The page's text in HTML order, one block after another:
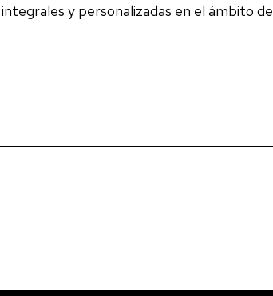
y personalizadas en el ámbito